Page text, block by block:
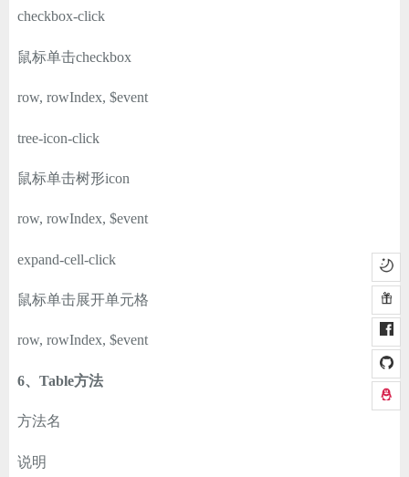
checkbox-click
鼠标单击checkbox
row, rowIndex, $event
tree-icon-click
鼠标单击树形icon
row, rowIndex, $event
expand-cell-click
鼠标单击展开单元格
row, rowIndex, $event
6、Table方法
方法名
说明